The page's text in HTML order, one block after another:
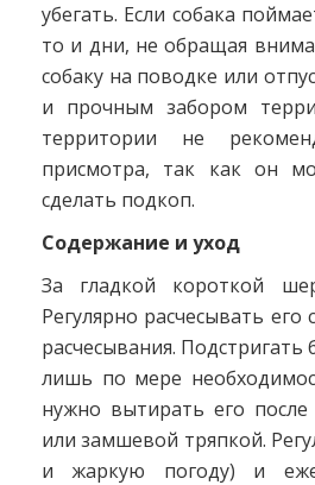
убегать. Если собака
то и дни, не обращая
собаку на поводке или
и прочным забором
территории не
присмотра, так как он
сделать подкоп.
Содержание и уход
За гладкой короткой
Регулярно расчесывать
расчесывания. Подстригать
лишь по мере
нужно вытирать его
или замшевой тряпкой.
и жаркую погоду) и